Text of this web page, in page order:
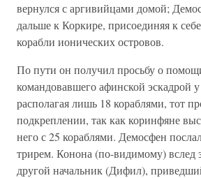
вернулся с аргивийцами домой;
дальше к Коркире, присоединяя к
корабли ионических островов.
По пути он получил просьбу о
командовавшего афинской эскадрой
располагая лишь 18 кораблями, тот
подкреплении, так как коринфяне
него с 25 кораблями. Демосфен
трирем. Конона (по-видимому) вслед
другой начальник (Дифил),